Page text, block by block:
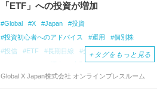
「ETF」への投資が増加
Global X Japan
投資
投資初心者へのアドバイス
運用
個別株
投信
ETF 長期目線 分散投資
調査
インターネット調査
大和証券グループ
＋ タグをもっと見る
Global X Japan株式会社 オンラインプレスルーム